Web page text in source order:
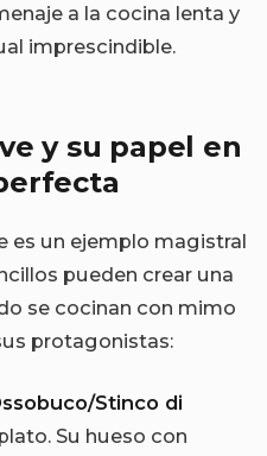
a la cocina lenta y
imprescindible.
y su papel en
es un ejemplo magistral
pueden crear una
se cocinan con mimo
protagonistas:
Stinco di
Su hueso con